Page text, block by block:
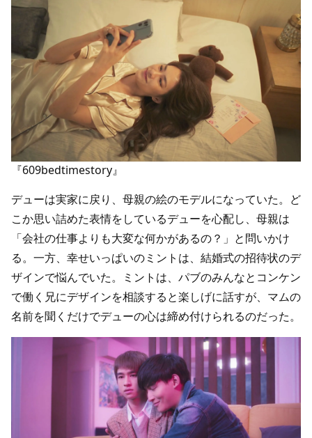
『609bedtimestory』
デューは実家に戻り、母親の絵のモデルになっていた。ど
こか思い詰めた表情をしているデューを心配し、母親は
「会社の仕事よりも大変な何かがあるの？」と問いかけ
る。一方、幸せいっぱいのミントは、結婚式の招待状のデ
ザインで悩んでいた。ミントは、パブのみんなとコンケン
で働く兄にデザインを相談すると楽しげに話すが、マムの
名前を聞くだけでデューの心は締め付けられるのだった。